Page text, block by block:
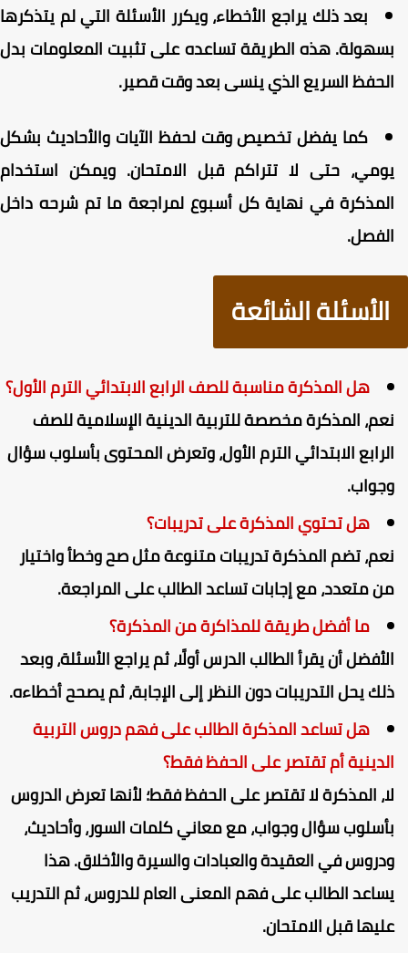
بعد ذلك يراجع الأخطاء، ويكرر الأسئلة التي لم يتذكرها
هذه الطريقة تساعده على تثبيت المعلومات بدل
السريع الذي ينسى بعد وقت قصير.
كما يفضل تخصيص وقت لحفظ الآيات والأحاديث بشكل
حتى لا تتراكم قبل الامتحان. ويمكن استخدام
في نهاية كل أسبوع لمراجعة ما تم شرحه داخل
الأسئلة الشائعة
هل المذكرة مناسبة للصف الرابع الابتدائي الترم الأول؟
المذكرة مخصصة للتربية الدينية الإسلامية للصف
الابتدائي الترم الأول، وتعرض المحتوى بأسلوب سؤال
هل تحتوي المذكرة على تدريبات؟
تضم المذكرة تدريبات متنوعة مثل صح وخطأ واختيار
متعدد، مع إجابات تساعد الطالب على المراجعة.
ما أفضل طريقة للمذاكرة من المذكرة؟
أن يقرأ الطالب الدرس أولًا، ثم يراجع الأسئلة، وبعد
يحل التدريبات دون النظر إلى الإجابة، ثم يصحح أخطاءه.
هل تساعد المذكرة الطالب على فهم دروس التربية
أم تقتصر على الحفظ فقط؟
المذكرة لا تقتصر على الحفظ فقط؛ لأنها تعرض الدروس
سؤال وجواب، مع معاني كلمات السور، وأحاديث،
في العقيدة والعبادات والسيرة والأخلاق. هذا
الطالب على فهم المعنى العام للدروس، ثم التدريب
قبل الامتحان.